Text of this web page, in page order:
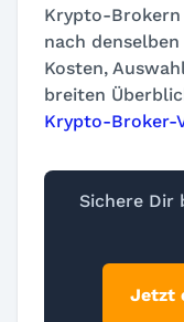
Krypto-
nach
Kosten,
breiten
Krypto-Broker-
Sichere Dir
Jetzt